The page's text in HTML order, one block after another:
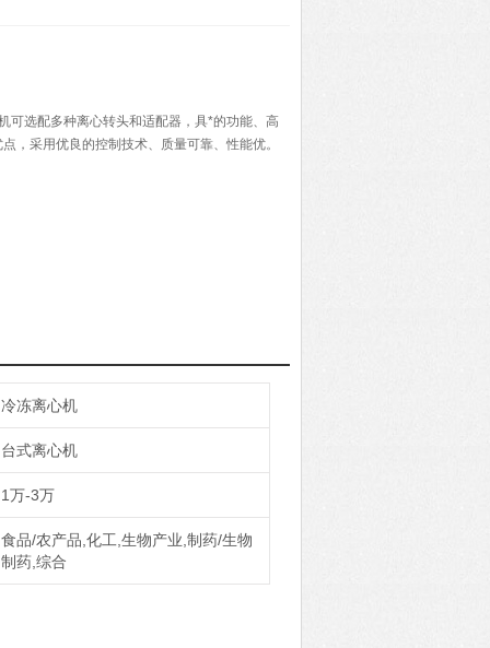
可选配多种离心转头和适配器，具*的功能、高
，采用优良的控制技术、质量可靠、性能优。
冷冻离心机
台式离心机
1万-3万
食品/农产品,化工,生物产业,制药/生物
制药,综合